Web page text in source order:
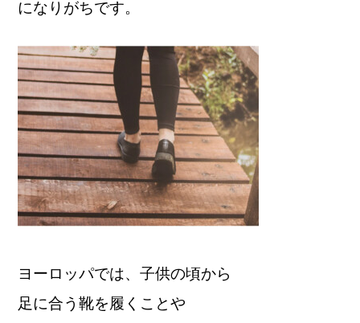
になりがちです。
ヨーロッパでは、子供の頃から
足に合う靴を履くことや